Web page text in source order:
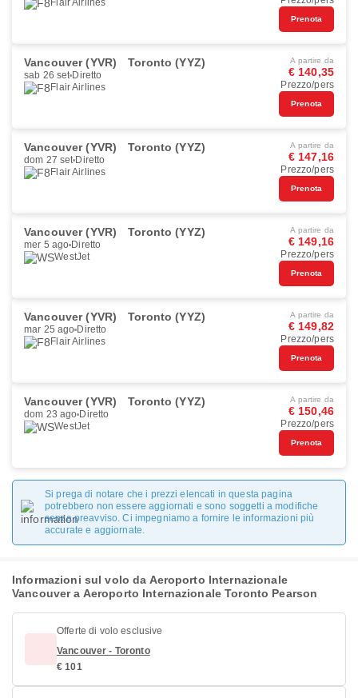
Flair Airlines
Prenota
Vancouver (YVR) Toronto (YYZ)
sab 26 set Diretto
Flair Airlines
A partire da
€ 140,35
Prezzo/pers
Prenota
Vancouver (YVR) Toronto (YYZ)
dom 27 set Diretto
Flair Airlines
A partire da
€ 147,16
Prezzo/pers
Prenota
Vancouver (YVR) Toronto (YYZ)
mer 5 ago Diretto
WestJet
A partire da
€ 149,16
Prezzo/pers
Prenota
Vancouver (YVR) Toronto (YYZ)
mar 25 ago Diretto
Flair Airlines
A partire da
€ 149,82
Prezzo/pers
Prenota
Vancouver (YVR) Toronto (YYZ)
dom 23 ago Diretto
WestJet
A partire da
€ 150,46
Prezzo/pers
Prenota
Si prega di notare che i prezzi elencati in questa pagina
potrebbero non essere aggiornati e sono soggetti a modifiche
senza preavviso. Ci impegniamo a fornire le informazioni più
accurate e aggiornate.
Informazioni sul volo da Aeroporto Internazionale
Vancouver a Aeroporto Internazionale Toronto Pearson
Offerte di volo esclusive
Vancouver - Toronto
€ 101